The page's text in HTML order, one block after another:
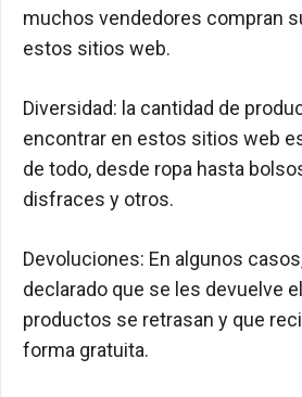
muchos vendedores compran
estos sitios web.
Diversidad: la cantidad de
encontrar en estos sitios web
de todo, desde ropa hasta
disfraces y otros.
Devoluciones: En algunos
declarado que se les devuelve
productos se retrasan y que
forma gratuita.